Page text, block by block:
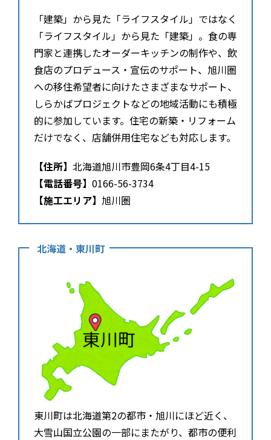
「建築」から見た「ライフスタイル」ではなく
「ライフスタイル」から見た「建築」。食の専
門家と連携したオーダーキッチンの制作や、飲
食店のプロデュース・宣伝のサポート、旭川圏
への移住希望者に向けたさまざまなサポート、
しらかばプロジェクトなどの地域活動にも積極
的に参加しています。住宅の新築・リフォーム
だけでなく、店舗併用住宅なども対応します。
【住所】 北海道旭川市豊岡6条4丁目4-15
【電話番号】 0166-56-3734
【施工エリア】 旭川圏
北海道・東川町
東川町は北海道第2の都市・旭川にほど近く、
大雪山国立公園の一部にまたがり、都市の便利